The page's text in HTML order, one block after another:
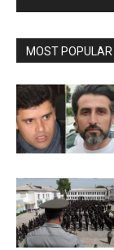
MOST POPULAR